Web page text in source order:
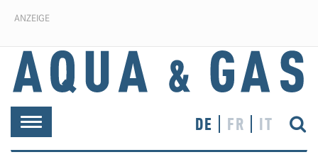
ANZEIGE
Toggle
navigation
DE FR IT